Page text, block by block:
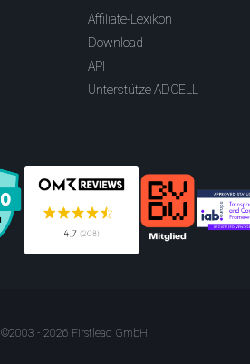
Affiliate-Lexikon
Download
API
Unterstütze ADCELL
©2003 - 2026 Firstlead GmbH